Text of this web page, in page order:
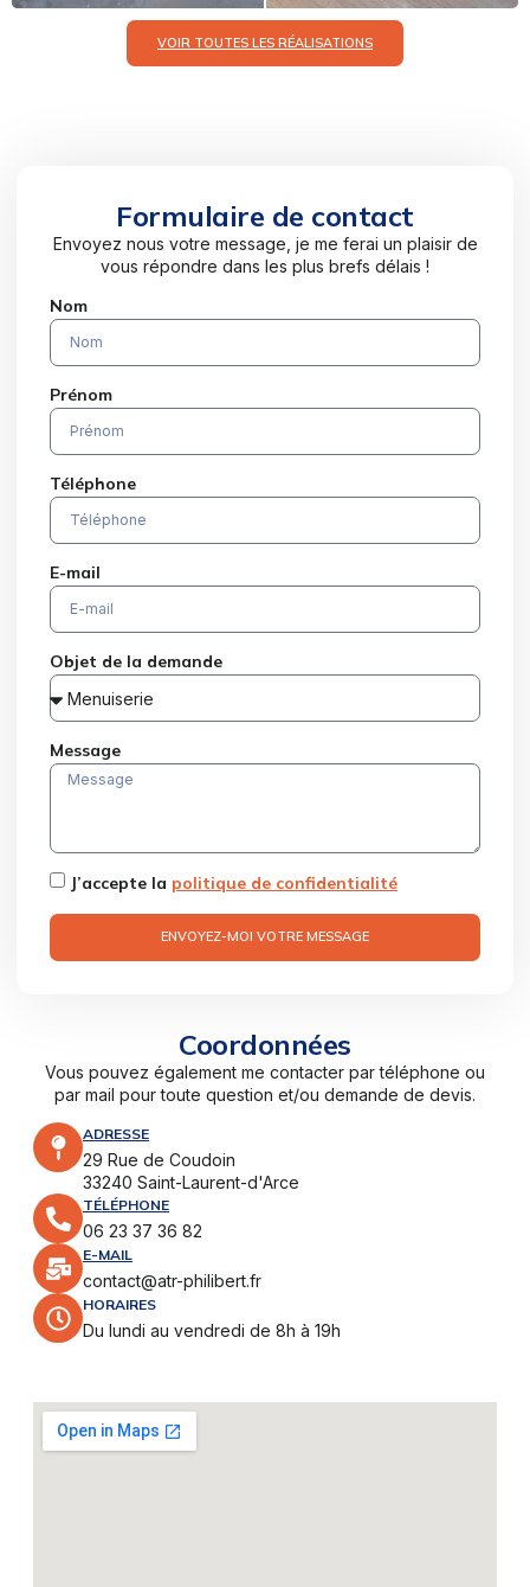
VOIR TOUTES LES RÉALISATIONS
Formulaire de contact
Envoyez nous votre message, je me ferai un plaisir de
vous répondre dans les plus brefs délais !
Nom
Prénom
Téléphone
E-mail
Objet de la demande
Message
J’accepte la politique de confidentialité
ENVOYEZ-MOI VOTRE MESSAGE
Coordonnées
Vous pouvez également me contacter par téléphone ou
par mail pour toute question et/ou demande de devis.
ADRESSE
29 Rue de Coudoin
33240 Saint-Laurent-d'Arce
TÉLÉPHONE
06 23 37 36 82
E-MAIL
contact@atr-philibert.fr
HORAIRES
Du lundi au vendredi de 8h à 19h